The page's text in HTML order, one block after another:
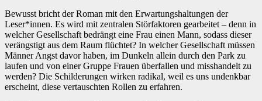
Bewusst bricht der Roman mit den Erwartungshaltungen der
Leser*innen. Es wird mit zentralen Störfaktoren gearbeitet – denn in
welcher Gesellschaft bedrängt eine Frau einen Mann, sodass dieser
verängstigt aus dem Raum flüchtet? In welcher Gesellschaft müssen
Männer Angst davor haben, im Dunkeln allein durch den Park zu
laufen und von einer Gruppe Frauen überfallen und misshandelt zu
werden? Die Schilderungen wirken radikal, weil es uns undenkbar
erscheint, diese vertauschten Rollen zu erfahren.